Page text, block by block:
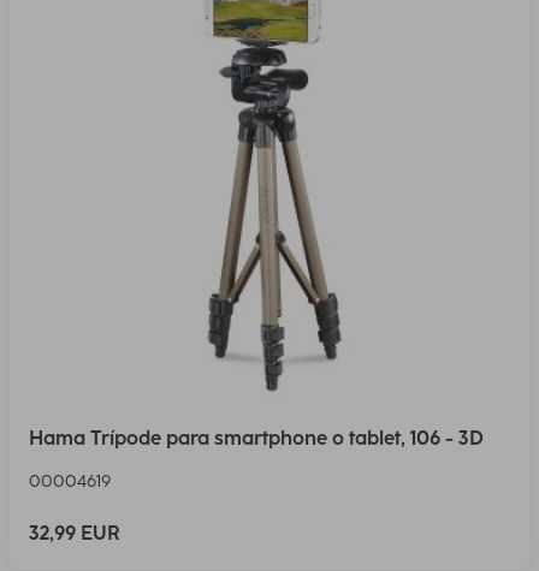
Hama Trípode para smartphone o tablet, 106 - 3D
00004619
32,99 EUR